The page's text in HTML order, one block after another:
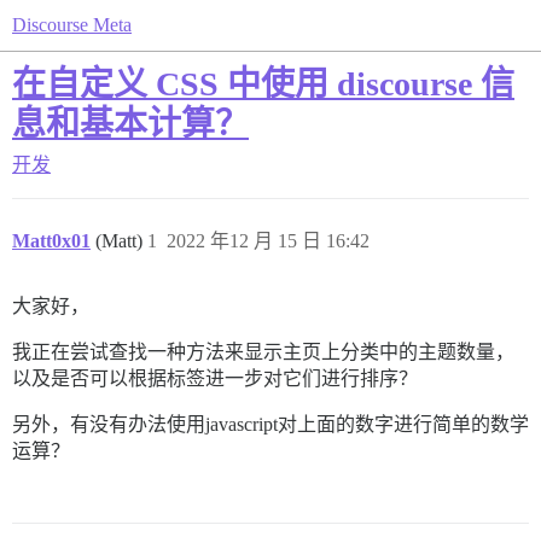
Discourse Meta
在自定义 CSS 中使用 discourse 信
息和基本计算？
开发
Matt0x01 (Matt) 2022 年12 月 15 日 16:42
1
大家好，
我正在尝试查找一种方法来显示主页上分类中的主题数量，
以及是否可以根据标签进一步对它们进行排序？
另外，有没有办法使用javascript对上面的数字进行简单的数学
运算？